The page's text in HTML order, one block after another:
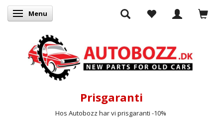
Skifte navigation
Menu
Prisgaranti
Hos Autobozz har vi prisgaranti -10%